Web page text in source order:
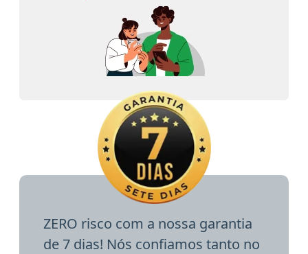
ZERO risco com a nossa garantia
de 7 dias! Nós confiamos tanto no